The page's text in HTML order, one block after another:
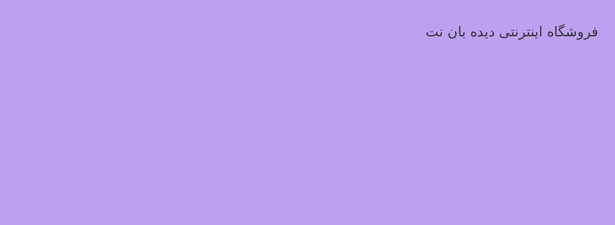
فروشگاه اینترنتی دیده بان نت